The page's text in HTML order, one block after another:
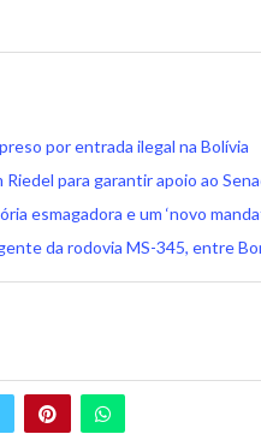
por entrada ilegal na Bolívia
para garantir apoio ao
esmagadora e um ‘novo
da rodovia MS-345, entre